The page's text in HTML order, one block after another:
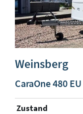
Weinsberg
CaraOne 480
Zustand